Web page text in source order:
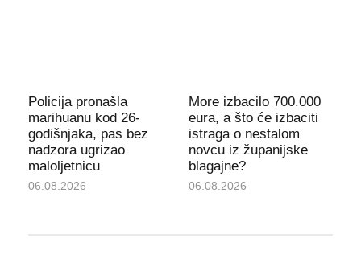
Policija pronašla
marihuanu kod 26-
godišnjaka, pas bez
nadzora ugrizao
maloljetnicu
06.08.2026
More izbacilo 700.000
eura, a što će izbaciti
istraga o nestalom
novcu iz županijske
blagajne?
06.08.2026